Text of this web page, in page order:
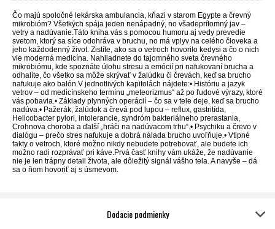
Čo majú spoločné lekárska ambulancia, kňazi v starom Egypte a črevný
mikrobióm? Všetkých spája jeden nenápadný, no všadeprítomný jav –
vetry a nadúvanie.Táto kniha vás s pomocou humoru aj vedy prevedie
svetom, ktorý sa síce odohráva v bruchu, no má vplyv na celého človeka a
jeho každodenný život. Zistíte, ako sa o vetroch hovorilo kedysi a čo o nich
vie moderná medicína. Nahliadnete do tajomného sveta črevného
mikrobiómu, kde spoznáte úlohu stresu a emócií pri nafukovaní brucha a
odhalíte, čo všetko sa môže skrývať v žalúdku či črevách, keď sa brucho
nafukuje ako balón.V jednotlivých kapitolách nájdete:• Históriu a jazyk
vetrov – od medicínskeho termínu „meteorizmus“ až po ľudové výrazy, ktoré
vás pobavia.• Základy plynných operácií – čo sa v tele deje, keď sa brucho
nadúva.• Pažerák, žalúdok a črevá pod lupou – reflux, gastritída,
Helicobacter pylori, intolerancie, syndróm bakteriálneho prerastania,
Crohnova choroba a ďalší „hráči na nadúvacom trhu“.• Psychiku a črevo v
dialógu – prečo stres nafukuje a dobrá nálada brucho uvoľňuje.• Vtipné
fakty o vetroch, ktoré možno nikdy nebudete potrebovať, ale budete ich
možno radi rozprávať pri káve.Prvá časť knihy vám ukáže, že nadúvanie
nie je len trápny detail života, ale dôležitý signál vášho tela. A navyše – dá
sa o ňom hovoriť aj s úsmevom.
Dodacie podmienky